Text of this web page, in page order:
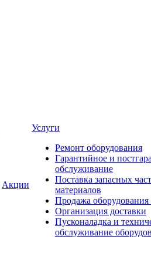
Акции
Услуги
Ремонт оборудования
Гарантийное и
обслуживание
Поставка запасных
материалов
Продажа оборудования
Организация доставки
Пусконаладка и
обслуживание